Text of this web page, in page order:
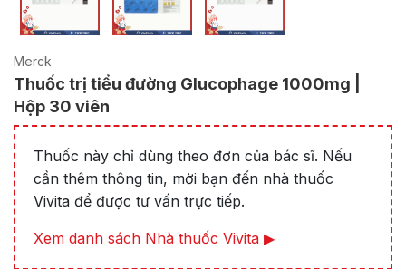
Merck
Thuốc trị tiểu đường Glucophage 1000mg |
Hộp 30 viên
Thuốc này chỉ dùng theo đơn của bác sĩ. Nếu
cần thêm thông tin, mời bạn đến nhà thuốc
Vivita để được tư vấn trực tiếp.
Xem danh sách Nhà thuốc Vivita ▶